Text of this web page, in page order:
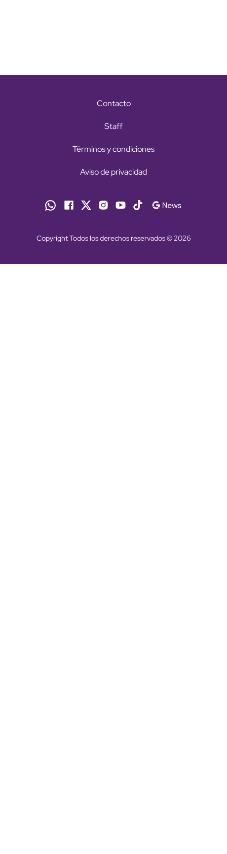
Contacto
Staff
Términos y condiciones
Aviso de privacidad
Copyright Todos los derechos reservados © 2026